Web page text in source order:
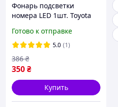
Фонарь подсветки
номера LED 1шт. Toyota
Cruiser 200 Prado 200,
Lexus LX470 GX470
Готово к отправке
5.0 (1)
350₴
386 ₴
Купить